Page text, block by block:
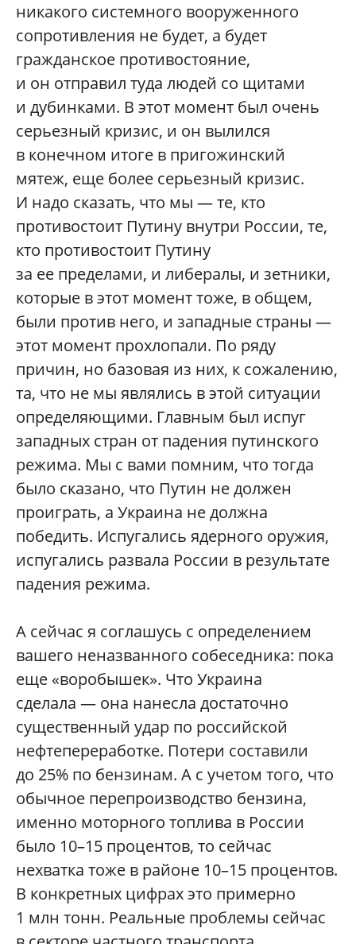
никакого системного вооруженного
сопротивления не будет, а будет
гражданское противостояние,
и он отправил туда людей со щитами
и дубинками. В этот момент был очень
серьезный кризис, и он вылился
в конечном итоге в пригожинский
мятеж, еще более серьезный кризис.
И надо сказать, что мы — те, кто
противостоит Путину внутри России, те,
кто противостоит Путину
за ее пределами, и либералы, и зетники,
которые в этот момент тоже, в общем,
были против него, и западные страны —
этот момент прохлопали. По ряду
причин, но базовая из них, к сожалению,
та, что не мы являлись в этой ситуации
определяющими. Главным был испуг
западных стран от падения путинского
режима. Мы с вами помним, что тогда
было сказано, что Путин не должен
проиграть, а Украина не должна
победить. Испугались ядерного оружия,
испугались развала России в результате
падения режима.
А сейчас я соглашусь с определением
вашего неназванного собеседника: пока
еще «воробышек». Что Украина
сделала — она нанесла достаточно
существенный удар по российской
нефтепереработке. Потери составили
до 25% по бензинам. А с учетом того, что
обычное перепроизводство бензина,
именно моторного топлива в России
было 10–15 процентов, то сейчас
нехватка тоже в районе 10–15 процентов.
В конкретных цифрах это примерно
1 млн тонн. Реальные проблемы сейчас